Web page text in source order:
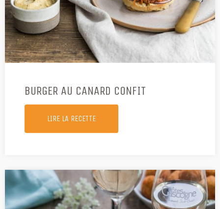
BURGER AU CANARD CONFIT
LIRE LA RECETTE